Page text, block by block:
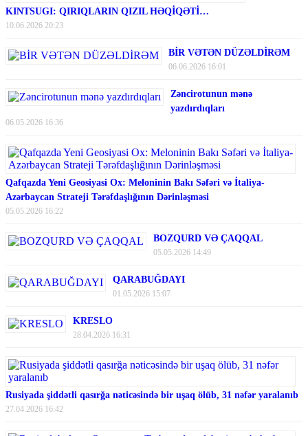
KINTSUGI: QIRIQLARIN QIZIL HƏQİQƏTİ…
10.06.2026 20:23
BİR VƏTƏN DÜZƏLDİRƏM
06.06.2026 16:01
Zəncirotunun mənə
yazdırdıqları
06.05.2026 16:36
Qafqazda Yeni Geosiyasi Ox: Meloninin Bakı Səfəri və İtaliya-
Azərbaycan Strateji Tərəfdaşlığının Dərinləşməsi
05.05.2026 16:22
BOZQURD VƏ ÇAQQAL
05.05.2026 14:49
QARABUĞDAYI
01.05.2026 15:07
KRESLO
28.04.2026 16:31
Rusiyada şiddətli qasırğa nəticəsində bir uşaq ölüb, 31 nəfər yaralanıb
27.04.2026 16:42